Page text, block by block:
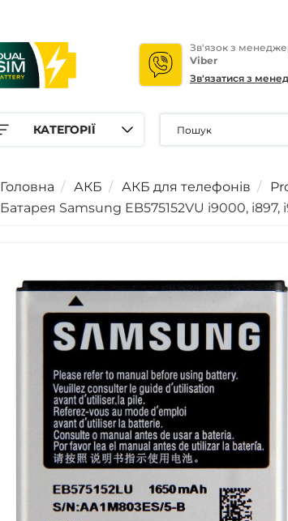
Зв'язок з
Viber
Зв'язатися з
КАТЕГОРІЇ
Головна АКБ АКБ для телефонів
Батарея Samsung EB575152VU i9000, i897,